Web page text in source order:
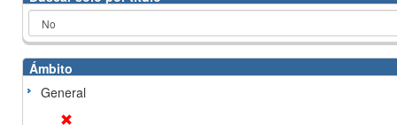
Ámbito
General